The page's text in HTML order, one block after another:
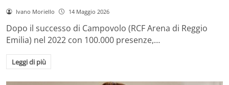
Ivano Moriello 14 Maggio 2026
Dopo il successo di Campovolo (RCF Arena di Reggio
Emilia) nel 2022 con 100.000 presenze,…
Leggi di più